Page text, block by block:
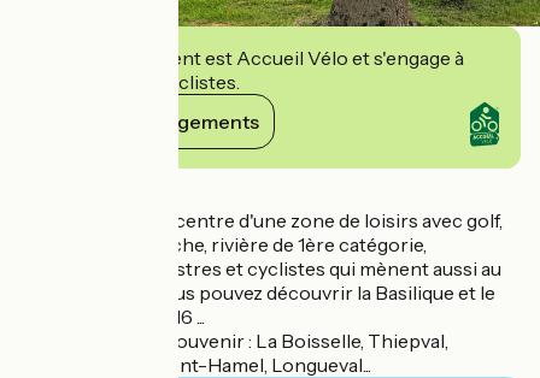
Cet établissement est Accueil Vélo et s'engage à
accueillir des cyclistes.
Voir ses engagements
Camping situé au centre d'une zone de loisirs avec golf,
étangs pour la pêche, rivière de 1ère catégorie,
randonnées pédestres et cyclistes qui mènent aussi au
centre-ville où vous pouvez découvrir la Basilique et le
Musée Somme 1916 ...
Sur le Circuit du Souvenir : La Boisselle, Thiepval,
Pozières, Beaumont-Hamel, Longueval...